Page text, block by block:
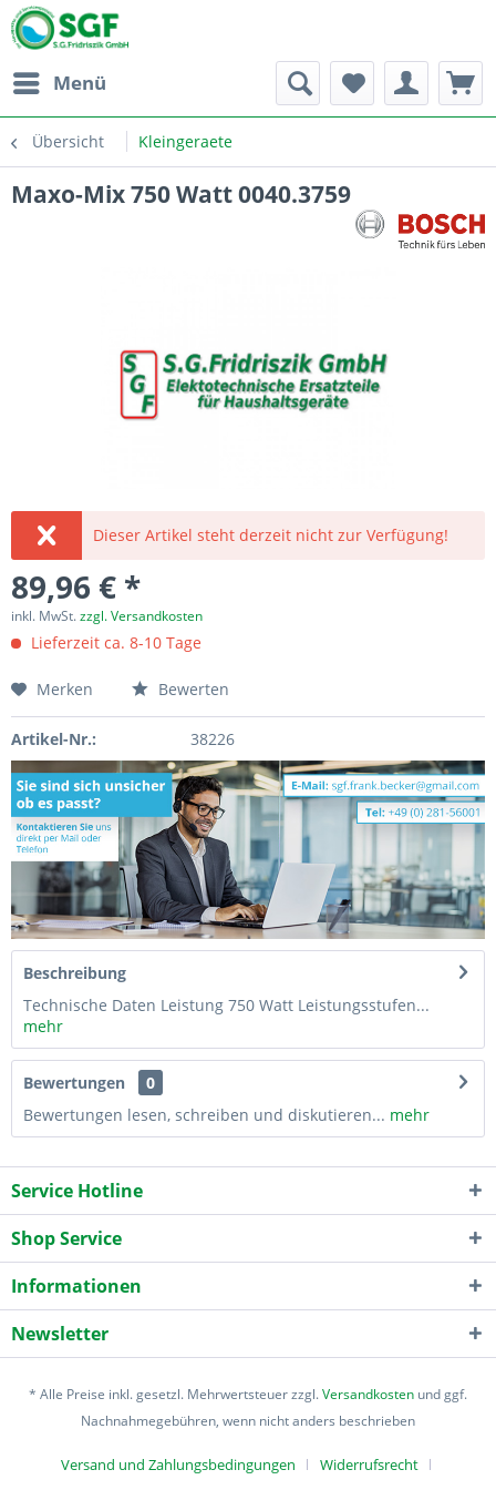
Menü
Übersicht Kleingeraete
Maxo-Mix 750 Watt 0040.3759
Dieser Artikel steht derzeit nicht zur Verfügung!
89,96 € *
inkl. MwSt.zzgl. Versandkosten
Lieferzeit ca. 8-10 Tage
Merken Bewerten
Artikel-Nr.: 38226
Beschreibung
Technische Daten Leistung 750 Watt Leistungsstufen...
mehr
Bewertungen
0
Bewertungen lesen, schreiben und diskutieren... mehr
Service Hotline
Shop Service
Informationen
Newsletter
* Alle Preise inkl. gesetzl. Mehrwertsteuer zzgl.Versandkosten und ggf.
Nachnahmegebühren, wenn nicht anders beschrieben
Versand und Zahlungsbedingungen Widerrufsrecht